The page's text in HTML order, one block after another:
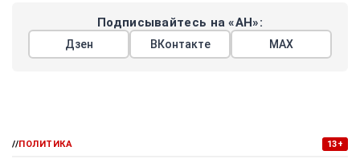
Подписывайтесь на «АН»:
Дзен ВКонтакте МАХ
//ПОЛИТИКА 13+